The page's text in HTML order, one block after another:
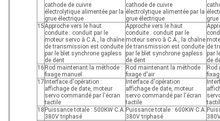
cathode de cuivre
électrolytique alimentée par la
grue électrique
cathode de cuivre
électrolytique alimentée par la
grue électrique
grue
15Approche vers le haut
conduite : conduit par le
moteur servo à C.A., la chaîne
de transmission est conduite
par le blet synchrone gapless
de dent
Approche vers le haut
conduite : conduit par le
moteur servo à C.A., la chaîne
de transmission est conduite
par le blet synchrone gapless
de dent
de
par
de
16 Rod maintenant la méthode :
fixage manuel
Rod maintenant la méthode :
fixage d'air
Rod
17 Interface d'opération :
affichage de date, moteur
servo commandé par l'écran
tactile
Interface d'opération :
affichage de date, moteur
servo commandé par l'écran
tactile
18 Puissance totale : 500KW C.A.
380V triphasé
Puissance totale : 600KW C.A.
380V triphasé